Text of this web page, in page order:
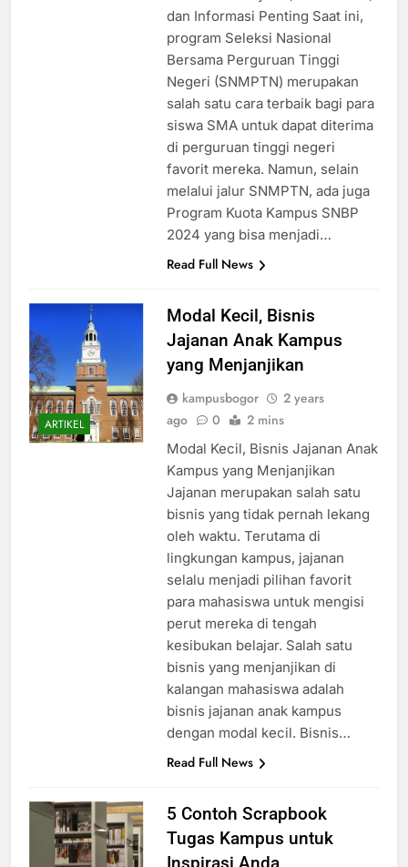
SNBP 2024: Syarat, Cara Daftar,
dan Informasi Penting Saat ini,
program Seleksi Nasional
Bersama Perguruan Tinggi
Negeri (SNMPTN) merupakan
salah satu cara terbaik bagi para
siswa SMA untuk dapat diterima
di perguruan tinggi negeri
favorit mereka. Namun, selain
melalui jalur SNMPTN, ada juga
Program Kuota Kampus SNBP
ARTIKEL
Modal Kecil, Bisnis
Jajanan Anak Kampus
yang Menjanjikan
kampusbogor
Modal Kecil, Bisnis Jajanan Anak
Kampus yang Menjanjikan
Jajanan merupakan salah satu
bisnis yang tidak pernah lekang
oleh waktu. Terutama di
lingkungan kampus, jajanan
selalu menjadi pilihan favorit
para mahasiswa untuk mengisi
perut mereka di tengah
kesibukan belajar. Salah satu
bisnis yang menjanjikan di
kalangan mahasiswa adalah
bisnis jajanan anak kampus
5 Contoh Scrapbook
Tugas Kampus untuk